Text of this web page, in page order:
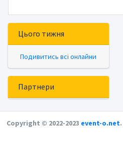
Цього тижня
Подивитись всі онлайни
Партнери
Copyright © 2022-2023 event-o.net.